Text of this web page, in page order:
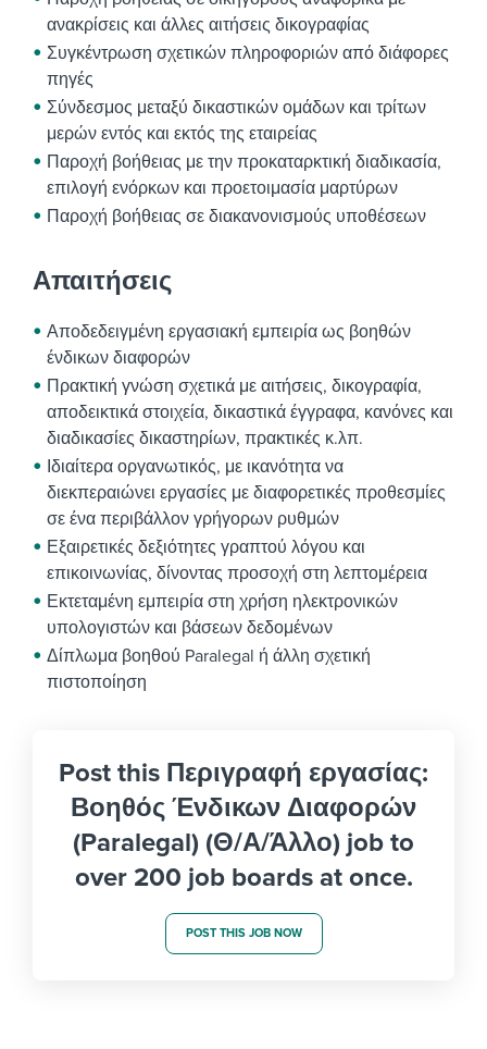
ανακρίσεις και άλλες αιτήσεις δικογραφίας
Συγκέντρωση σχετικών πληροφοριών από διάφορες
πηγές
Σύνδεσμος μεταξύ δικαστικών ομάδων και τρίτων
μερών εντός και εκτός της εταιρείας
Παροχή βοήθειας με την προκαταρκτική διαδικασία,
επιλογή ενόρκων και προετοιμασία μαρτύρων
Παροχή βοήθειας σε διακανονισμούς υποθέσεων
Απαιτήσεις
Αποδεδειγμένη εργασιακή εμπειρία ως βοηθών
ένδικων διαφορών
Πρακτική γνώση σχετικά με αιτήσεις, δικογραφία,
αποδεικτικά στοιχεία, δικαστικά έγγραφα, κανόνες και
διαδικασίες δικαστηρίων, πρακτικές κ.λπ.
Ιδιαίτερα οργανωτικός, με ικανότητα να
διεκπεραιώνει εργασίες με διαφορετικές προθεσμίες
σε ένα περιβάλλον γρήγορων ρυθμών
Εξαιρετικές δεξιότητες γραπτού λόγου και
επικοινωνίας, δίνοντας προσοχή στη λεπτομέρεια
Εκτεταμένη εμπειρία στη χρήση ηλεκτρονικών
υπολογιστών και βάσεων δεδομένων
Δίπλωμα βοηθού Paralegal ή άλλη σχετική
πιστοποίηση
Post this Περιγραφή εργασίας:
Βοηθός Ένδικων Διαφορών
(Paralegal) (Θ/Α/Άλλο) job to
over 200 job boards at once.
POST THIS JOB NOW